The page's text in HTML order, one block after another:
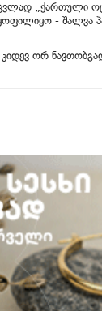
„ქართული
- შალვა
ორ